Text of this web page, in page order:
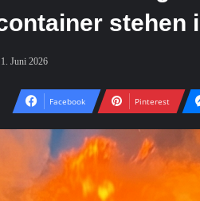
stehen
Juni 2026
Facebook Pinterest